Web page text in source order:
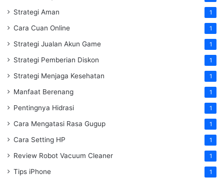
Strategi Aman 1
Cara Cuan Online 1
Strategi Jualan Akun Game 1
Strategi Pemberian Diskon 1
Strategi Menjaga Kesehatan 1
Manfaat Berenang 1
Pentingnya Hidrasi 1
Cara Mengatasi Rasa Gugup 1
Cara Setting HP 1
Review Robot Vacuum Cleaner 1
Tips iPhone 1